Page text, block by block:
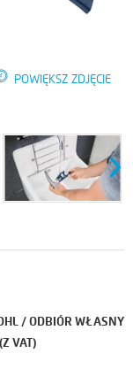
POWIĘKSZ ZDJĘCIE
Next
/ ODBIÓR WŁASNY
VAT)